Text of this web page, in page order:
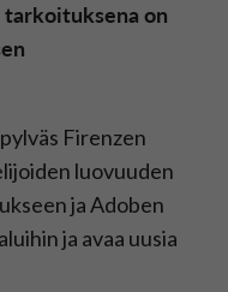
on
Firenzen
luovuuden
ja Adoben
ja avaa uusia